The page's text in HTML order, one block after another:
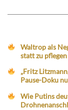
Waltrop als
statt zu pflegen
„Fritz
Pause-Doku
Wie Putins